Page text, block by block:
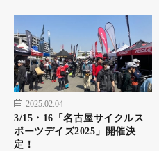
2025.02.04
3/15・16「名古屋サイクルス
ポーツデイズ2025」開催決
定！